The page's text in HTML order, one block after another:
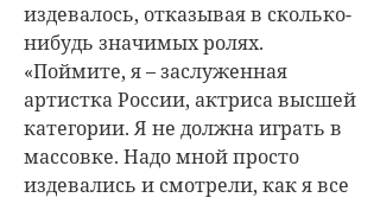
издевалось, отказывая в сколько-
нибудь значимых ролях.
«Поймите, я – заслуженная
артистка России, актриса высшей
категории. Я не должна играть в
массовке. Надо мной просто
издевались и смотрели, как я все